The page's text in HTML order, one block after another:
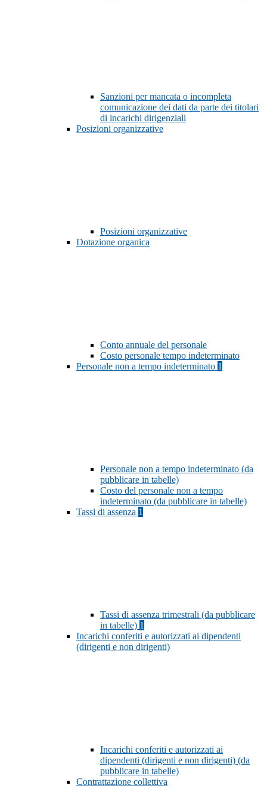
Sanzioni per mancata o incompleta
comunicazione dei dati da parte dei titolari
di incarichi dirigenziali
Posizioni organizzative
Posizioni organizzative
Dotazione organica
Conto annuale del personale
Costo personale tempo indeterminato
Personale non a tempo indeterminato 1
Personale non a tempo indeterminato (da
pubblicare in tabelle)
Costo del personale non a tempo
indeterminato (da pubblicare in tabelle)
Tassi di assenza 1
Tassi di assenza trimestrali (da pubblicare
in tabelle) 1
Incarichi conferiti e autorizzati ai dipendenti
(dirigenti e non dirigenti)
Incarichi conferiti e autorizzati ai
dipendenti (dirigenti e non dirigenti) (da
pubblicare in tabelle)
Contrattazione collettiva